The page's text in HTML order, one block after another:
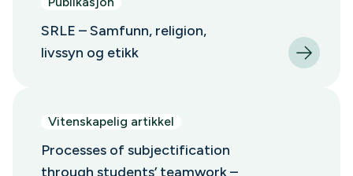
SRLE – Samfunn, religion,
livssyn og etikk
Vitenskapelig artikkel
Processes of subjectification
through students’ teamwork –